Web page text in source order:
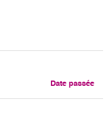
Date passée